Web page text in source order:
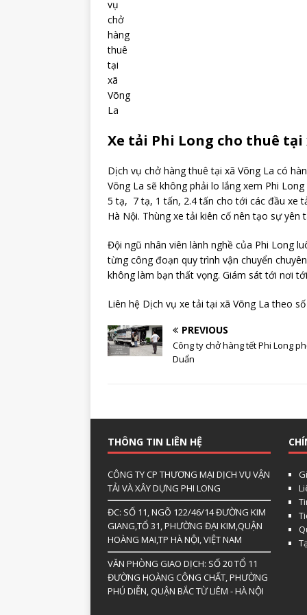
vụ
chở
hàng
thuê
tại
xã
Võng
La
Xe tải Phi Long cho thuê tại
Dịch vụ chở hàng thuê tại xã Võng La có
Võng La sẽ không phải lo lắng xem Phi
5 tạ, 7 tạ, 1 tấn, 2.4 tấn cho tới các đầu xe
Hà Nội. Thùng xe tải kiên cố nên tạo sự
Đội ngũ nhân viên lành nghề của Phi Long
từng công đoạn quy trình vận chuyển
không làm bạn thất vọng. Giám sát tới nơi
Liên hệ Dịch vụ xe tải tại xã Võng La theo
PREVIOUS
Công ty chở hàng tết Phi Long
Duẩn
THÔNG TIN LIÊN HỆ
CÔNG TY CP THƯƠNG MẠI DỊCH VỤ VẬN
TẢI VÀ XÂY DỰNG PHI LONG
ĐC: SỐ 11, NGÕ 122/46/14 ĐƯỜNG KIM
GIANG,TỔ 31, PHƯỜNG ĐẠI KIM,QUẬN
HOÀNG MAI,TP HÀ NỘI, VIỆT NAM
VĂN PHÒNG GIAO DỊCH: SỐ 20 TỔ 11
ĐƯỜNG HOÀNG CÔNG CHẤT, PHƯỜNG
PHÚ DIỄN, QUẬN BẮC TỪ LIÊM - HÀ NỘI